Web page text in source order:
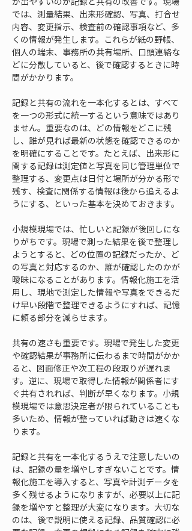
では、測量結果、出来形確認、写真、打合せ
内容、変更指示、検査前の確認事項など、多
くの情報が発生します。これらが紙の野帳、
個人の端末、事務所の共有場所、口頭連絡な
どに分散していると、後で確認するときに時
間がかかります。
記録と共有の流れを一本化するとは、すべて
を一つの形式に統一するという意味ではあり
ません。重要なのは、どの情報をどこに残
し、誰が見れば最新の状態を確認できるのか
を明確にすることです。たとえば、出来形に
関する記録は測定値と写真を同じ管理単位で
整理する、変更点は日付と場所が分かる形で
残す、検査に関係する情報は後から追えるよ
うにする、といった基本を決めておきます。
小規模現場では、忙しいと記録が後回しにな
りがちです。現場で測った結果を後で整理し
ようとすると、どの位置の記録だったか、ど
の写真と対応するのか、誰が確認したのかが
曖昧になることがあります。情報化施工を活
用し、現地で測定した情報や写真をできるだ
け早い段階で整理できるようにすれば、記憶
に頼る部分を減らせます。
共有の速さも重要です。現場で発生した変更
や確認結果が事務所に伝わるまで時間がかか
ると、図面修正や次工程の段取りが遅れま
す。逆に、現場で取得した情報が関係者にす
ぐ共有されれば、判断が早くなります。小規
模現場では意思決定者が限られていることも
多いため、情報が整っていれば動きは速くな
ります。
記録と共有を一本化するうえで注意したいの
は、記録の量を増やしすぎないことです。情
報化施工を導入すると、写真や計測データを
多く残せるようになりますが、必要以上に記
録を増やすと整理が大変になります。大切な
のは、後で説明に使える記録、品質確認に必